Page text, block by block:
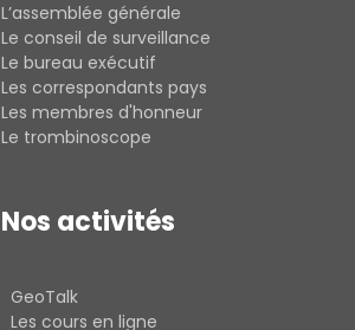
L’assemblée générale
Le conseil de surveillance
Le bureau exécutif
Les correspondants pays
Les membres d'honneur
Le trombinoscope
Nos activités
GeoTalk
Les cours en ligne